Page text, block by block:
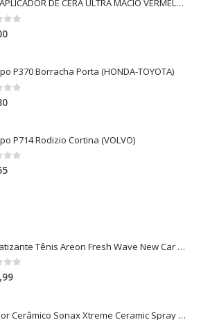
DMG APLICADOR DE CERA ULTRA MACIO VERMELHO l
of 5
P370 Borracha Porta (HONDA-TOYOTA)
of 5
P714 Rodizio Cortina (VOLVO)
of 5
Aromatizante Tênis Areon Fresh Wave New Car / Carro Novo
of 5
Selador Cerâmico Sonax Xtreme Ceramic Spray + Seal (750ml)